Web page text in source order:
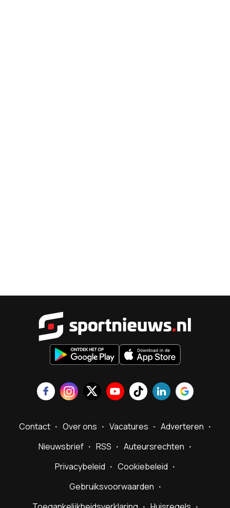
Contact Over ons Vacatures
Adverteren
Nieuwsbrief
RSS
Auteursrechten
Privacybeleid
Cookiebeleid
Gebruiksvoorwaarden